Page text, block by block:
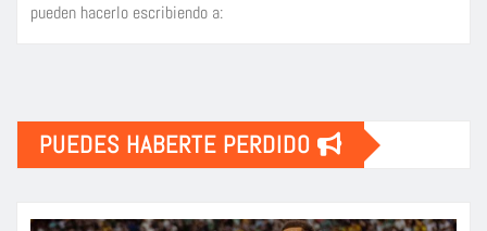
pueden hacerlo escribiendo a:
PUEDES HABERTE PERDIDO